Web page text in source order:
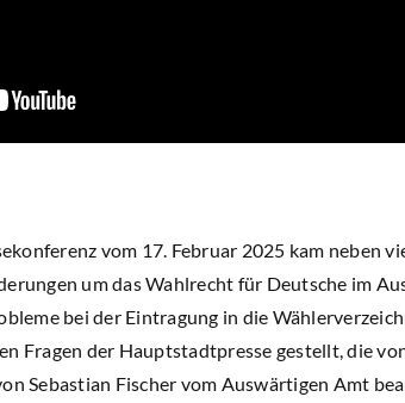
vom 17. Februar 2025 kam neben
um das Wahlrecht für Deutsche im
bei der Eintragung in die
Fragen der Hauptstadtpresse gestellt, die
Sebastian Fischer vom Auswärtigen Amt